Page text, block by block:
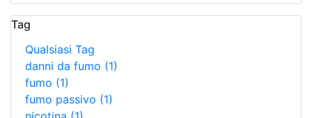
Tag
Qualsiasi Tag
danni da fumo (1)
fumo (1)
fumo passivo (1)